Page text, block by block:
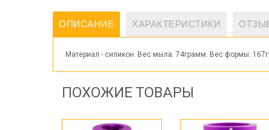
ОПИСАНИЕ ХАРАКТЕРИСТИКИ
Материал - силикон. Вес мыла: 74грамм. Вес формы:
ПОХОЖИЕ ТОВАРЫ